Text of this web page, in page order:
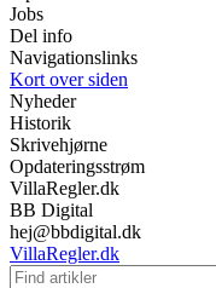
Jobs
Del info
Navigationslinks
Kort over siden
Nyheder
Historik
Skrivehjørne
Opdateringsstrøm
VillaRegler.dk
BB Digital
hej@bbdigital.dk
VillaRegler.dk